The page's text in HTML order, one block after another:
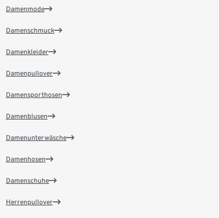
Damenmode
Damenschmuck
Damenkleider
Damenpullover
Damensporthosen
Damenblusen
Damenunterwäsche
Damenhosen
Damenschuhe
Herrenpullover